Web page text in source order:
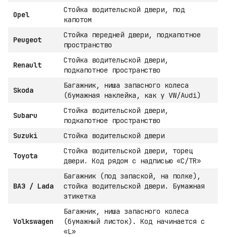
Opel
Стойка водительской двери, под
капотом
Peugeot
Стойка передней двери, подкапотное
пространство
Renault
Стойка водительской двери,
подкапотное пространство
Skoda
Багажник, ниша запасного колеса
(бумажная наклейка, как у VW/Audi)
Subaru
Стойка водительской двери,
подкапотное пространство
Suzuki
Стойка водительской двери
Toyota
Стойка водительской двери, торец
двери. Код рядом с надписью «C/TR»
ВАЗ / Lada
Багажник (под запаской, на полке),
стойка водительской двери. Бумажная
этикетка
Volkswagen
Багажник, ниша запасного колеса
(бумажный листок). Код начинается с
«L»